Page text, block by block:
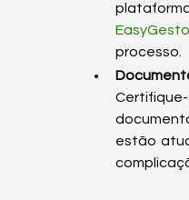
processo.
estão